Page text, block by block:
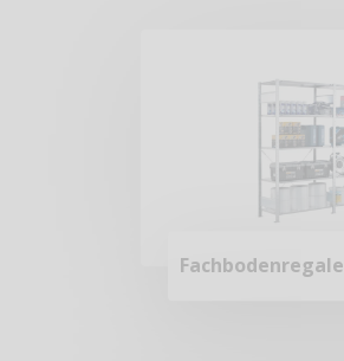
Fachbodenregale